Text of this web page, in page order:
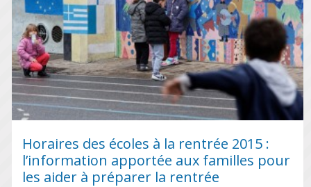
Horaires des écoles à la rentrée 2015 :
l’information apportée aux familles pour
les aider à préparer la rentrée